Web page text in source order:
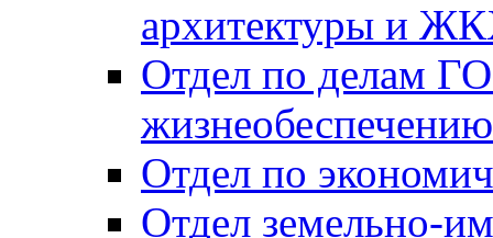
архитектуры и
Отдел по делам
Отдел по
Отдел земельно-